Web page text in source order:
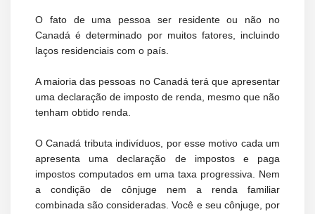
O fato de uma pessoa ser residente ou não no
Canadá é determinado por muitos fatores, incluindo
laços residenciais com o país.
A maioria das pessoas no Canadá terá que apresentar
uma declaração de imposto de renda, mesmo que não
tenham obtido renda.
O Canadá tributa indivíduos, por esse motivo cada um
apresenta uma declaração de impostos e paga
impostos computados em uma taxa progressiva. Nem
a condição de cônjuge nem a renda familiar
combinada são consideradas. Você e seu cônjuge, por